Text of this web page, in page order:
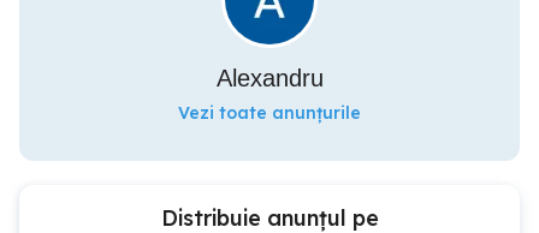
Alexandru
Vezi toate anunțurile
Distribuie anunțul pe